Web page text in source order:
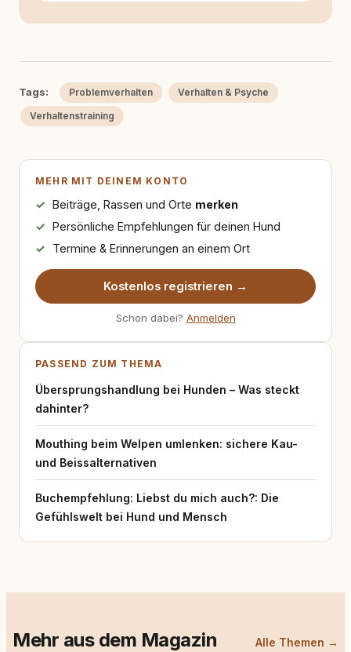
Tags: Problemverhalten
Verhalten & Psyche
Verhaltenstraining
MEHR MIT DEINEM KONTO
Beiträge, Rassen und Orte merken
Persönliche Empfehlungen für deinen Hund
Termine & Erinnerungen an einem Ort
Kostenlos registrieren →
Schon dabei? Anmelden
PASSEND ZUM THEMA
Übersprungshandlung bei Hunden – Was steckt
dahinter?
Mouthing beim Welpen umlenken: sichere Kau-
und Beissalternativen
Buchempfehlung: Liebst du mich auch?: Die
Gefühlswelt bei Hund und Mensch
Mehr aus dem Magazin Alle Themen →